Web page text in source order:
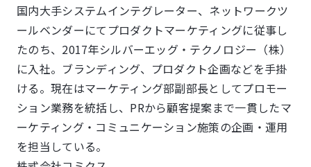
国内大手システムインテグレーター、ネットワークツ
ールベンダーにてプロダクトマーケティングに従事し
たのち、2017年シルバーエッグ・テクノロジー（株）
に入社。ブランディング、プロダクト企画などを手掛
ける。現在はマーケティング部副部長としてプロモー
ション業務を統括し、PRから顧客提案まで一貫したマ
ーケティング・コミュニケーション施策の企画・運用
を担当している。